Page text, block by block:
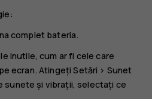
complet bateria.
inutile, cum ar fi cele care
ecran. AtingețiSetări > Sunet
sunete și vibrații, selectați ce